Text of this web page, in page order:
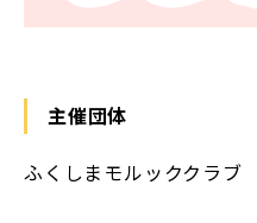
主催団体
ふくしまモルッククラブ